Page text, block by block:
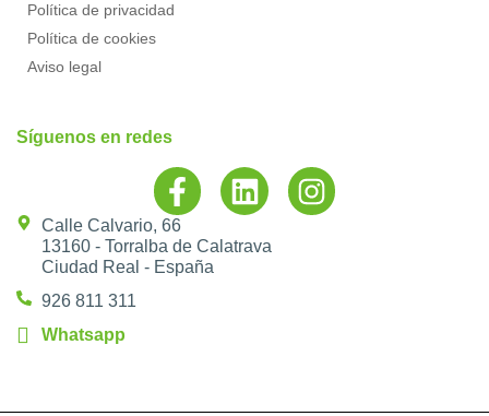
Política de privacidad
Política de cookies
Aviso legal
Síguenos en redes
Calle Calvario, 66
13160 - Torralba de Calatrava
Ciudad Real - España
926 811 311
Whatsapp